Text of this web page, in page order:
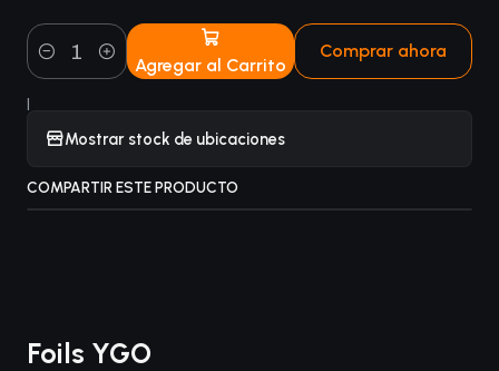
Cantidad Agregar al Carrito
Comprar ahora
|
Mostrar stock de ubicaciones
COMPARTIR ESTE PRODUCTO
Foils YGO